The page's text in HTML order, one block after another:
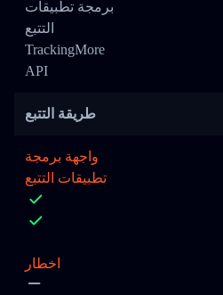
برمجة تطبيقات
التتبع
TrackingMore
API
طريقة التتبع
واجهة برمجة
تطبيقات التتبع
اخطار